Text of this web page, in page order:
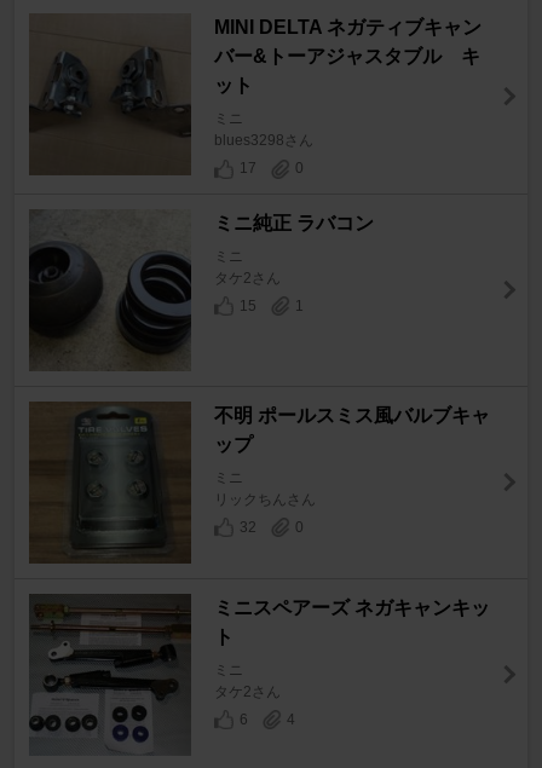
MINI DELTA ネガティブキャン
バー&トーアジャスタブル キ
ット
ミニ
blues3298さん
17
0
ミニ純正 ラバコン
ミニ
タケ2さん
15
1
不明 ポールスミス風バルブキャ
ップ
ミニ
リックちんさん
32
0
ミニスペアーズ ネガキャンキッ
ト
ミニ
タケ2さん
6
4